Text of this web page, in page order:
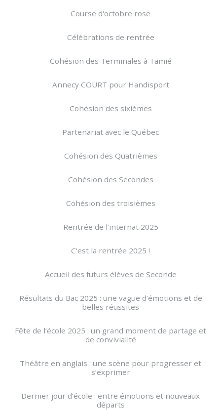
Course d'octobre rose
Célébrations de rentrée
Cohésion des Terminales à Tamié
Annecy COURT pour Handisport
Cohésion des sixièmes
Partenariat avec le Québec
Cohésion des Quatrièmes
Cohésion des Secondes
Cohésion des troisièmes
Rentrée de l’internat 2025
C'est la rentrée 2025 !
Accueil des futurs élèves de Seconde
Résultats du Bac 2025 : une vague d’émotions et de
belles réussites
Fête de l’école 2025 : un grand moment de partage et
de convivialité
Théâtre en anglais : une scène pour progresser et
s’exprimer
Dernier jour d’école : entre émotions et nouveaux
départs